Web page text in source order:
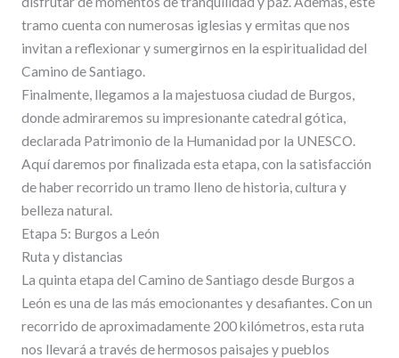
tramo cuenta con numerosas iglesias y ermitas que nos
invitan a reflexionar y sumergirnos en la espiritualidad del
Camino de Santiago.
Finalmente, llegamos a la majestuosa ciudad de Burgos,
donde admiraremos su impresionante catedral gótica,
declarada Patrimonio de la Humanidad por la UNESCO.
Aquí daremos por finalizada esta etapa, con la satisfacción
de haber recorrido un tramo lleno de historia, cultura y
belleza natural.
Etapa 5: Burgos a León
Ruta y distancias
La quinta etapa del Camino de Santiago desde Burgos a
León es una de las más emocionantes y desafiantes. Con un
recorrido de aproximadamente 200 kilómetros, esta ruta
nos llevará a través de hermosos paisajes y pueblos